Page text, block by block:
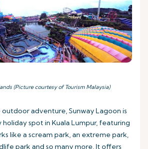
(Picture courtesy of Tourism Malaysia)
adventure, Sunway Lagoon is
spot in Kuala Lumpur, featuring
like a scream park, an extreme park,
park and so many more. It offers